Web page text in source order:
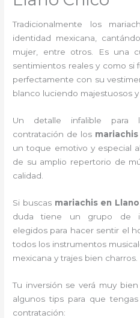
Tradicionalmente los
identidad mexicana,
mujer, entre otros. Es una
sentimientos reales y como si
perfectamente con su
blanco luciendo majestuosos
Un detalle infalible para
contratación de los
un toque emotivo y especial
de su amplio repertorio de
calidad.
Si buscas mariachis en
duda tiene un grupo de
elegidos para hacer sentir el
todos los instrumentos
mexicana y trajes bien charros.
Tu inversión se verá muy
algunos tips para que
contratación: